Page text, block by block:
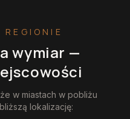
wymiar —
w miastach w pobliżu
lokalizację: